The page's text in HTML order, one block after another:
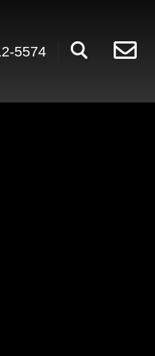
5574